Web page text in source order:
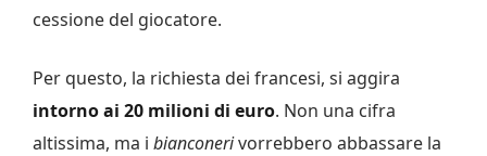
cessione del giocatore.
Per questo, la richiesta dei francesi, si aggira
intorno ai 20 milioni di euro. Non una cifra
altissima, ma i bianconerivorrebbero abbassare la